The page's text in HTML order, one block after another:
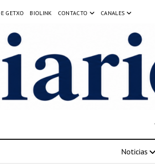
GETXO BIOLINK CONTACTO CANALES
Noticias